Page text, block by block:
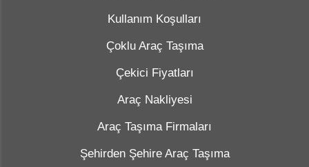
Kullanım Koşulları
Çoklu Araç Taşıma
Çekici Fiyatları
Araç Nakliyesi
Araç Taşıma Firmaları
Şehirden Şehire Araç Taşıma